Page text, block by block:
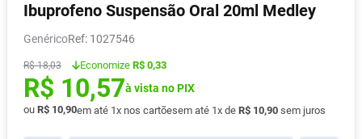
Ibuprofeno Suspensão Oral 20ml Medley
Genérico : 1027546
R$ 18,03 Economize R$ 0,33
R$ 10,57à vista no PIX
ou R$ 10,90em até 1x nos cartõesem até 1x de R$ 10,90 sem juros